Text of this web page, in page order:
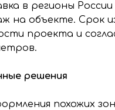
в регионы
на объекте. Срок
проекта и
решения
похожих